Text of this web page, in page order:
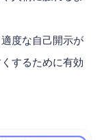
度な自己開示が
するために有効